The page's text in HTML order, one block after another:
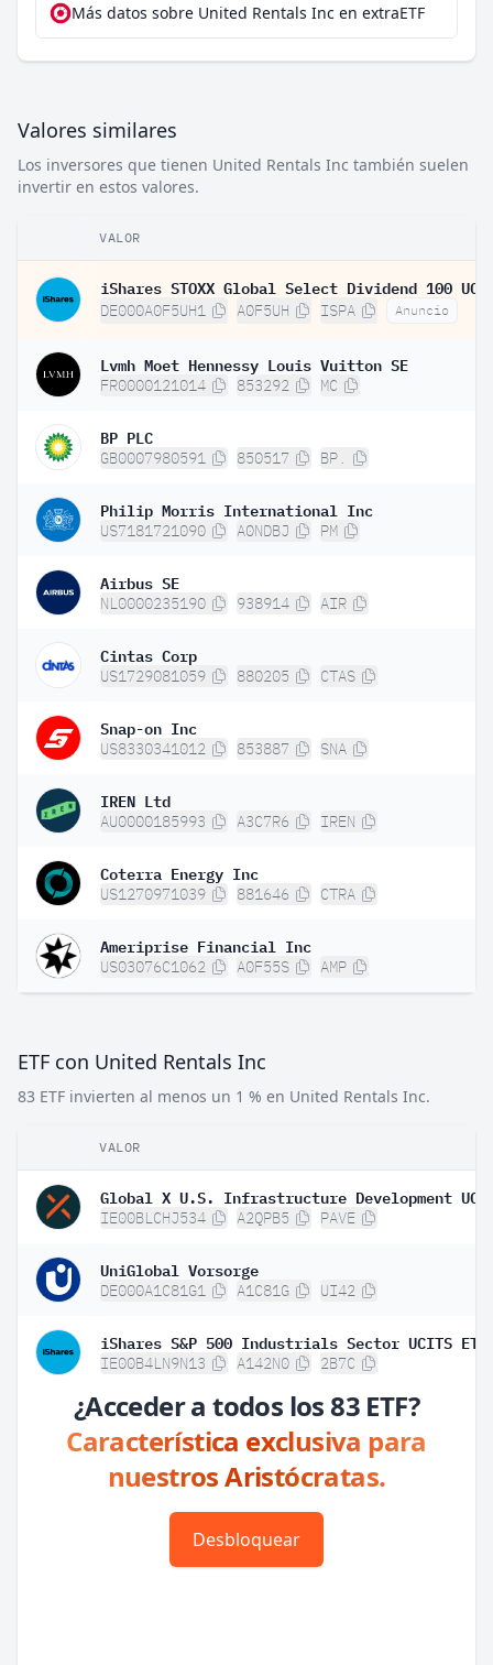
Más datos sobre United Rentals Inc en extraETF
Valores similares
Los inversores que tienen United Rentals Inc también suelen
invertir en estos valores.
VALOR
DE000A0F5UH1 A0F5UH ISPA Anuncio
Lvmh Moet Hennessy Louis Vuitton SE
FR0000121014 853292 MC
BP PLC
GB0007980591 850517 BP.
Philip Morris International Inc
US7181721090 A0NDBJ PM
Airbus SE
NL0000235190 938914 AIR
Cintas Corp
US1729081059 880205 CTAS
Snap-on Inc
US8330341012 853887 SNA
IREN Ltd
AU0000185993 A3C7R6 IREN
Coterra Energy Inc
US1270971039 881646 CTRA
Ameriprise Financial Inc
US03076C1062 A0F55S AMP
ETF con United Rentals Inc
83 ETF invierten al menos un 1 % en United Rentals Inc.
VALOR
IE00BLCHJ534 A2QPB5 PAVE
UniGlobal Vorsorge
DE000A1C81G1 A1C81G UI42
IE00B4LN9N13 A142N0 2B7C
¿Acceder a todos los 83 ETF?
Característica exclusiva para
nuestros Aristócratas.
Desbloquear